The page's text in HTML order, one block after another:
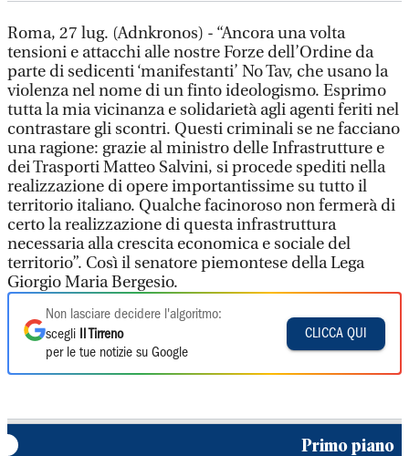
Roma, 27 lug. (Adnkronos) - “Ancora una volta
tensioni e attacchi alle nostre Forze dell’Ordine da
parte di sedicenti ‘manifestanti’ No Tav, che usano la
violenza nel nome di un finto ideologismo. Esprimo
tutta la mia vicinanza e solidarietà agli agenti feriti nel
contrastare gli scontri. Questi criminali se ne facciano
una ragione: grazie al ministro delle Infrastrutture e
dei Trasporti Matteo Salvini, si procede spediti nella
realizzazione di opere importantissime su tutto il
territorio italiano. Qualche facinoroso non fermerà di
certo la realizzazione di questa infrastruttura
necessaria alla crescita economica e sociale del
territorio”. Così il senatore piemontese della Lega
Giorgio Maria Bergesio.
Non lasciare decidere l'algoritmo:
scegli
Il Tirreno
per le tue notizie su Google
CLICCA QUI
Primo piano